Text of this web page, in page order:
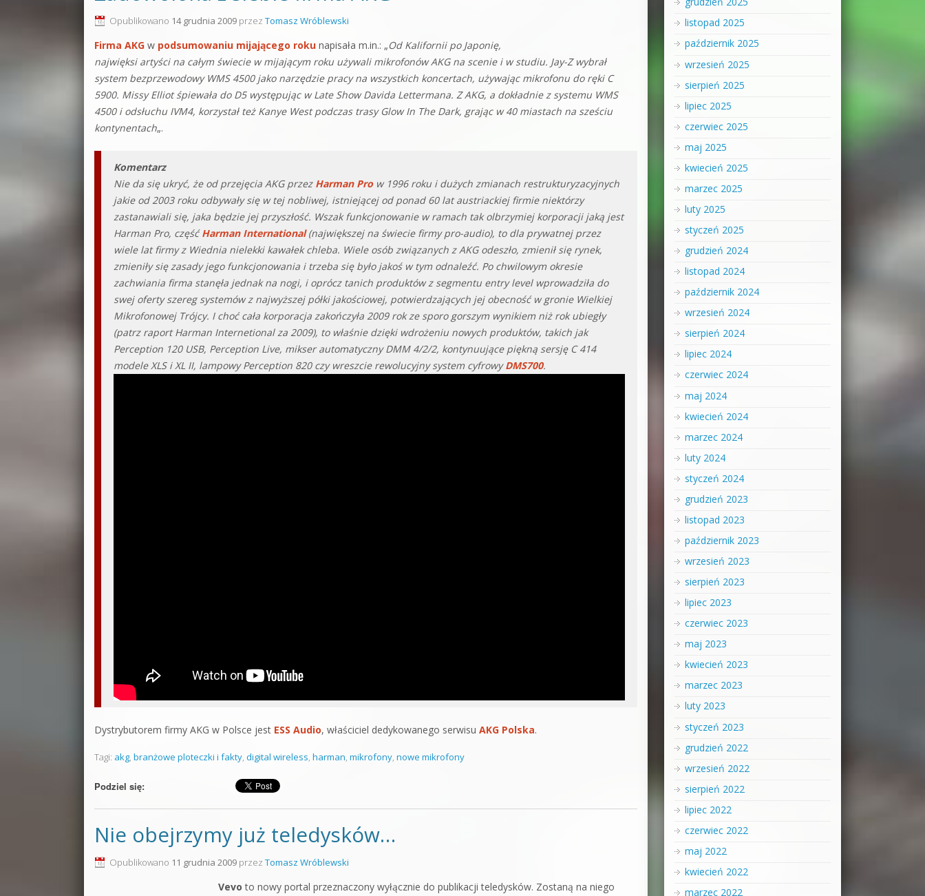
Opublikowano 14 grudnia 2009 przez Tomasz Wróblewski
Firma AKG w podsumowaniu mijającego roku napisała m.in.: „Od Kalifornii po Japonię,
najwięksi artyści na całym świecie w mijającym roku używali mikrofonów AKG na scenie i w studiu. Jay-Z wybrał
system bezprzewodowy WMS 4500 jako narzędzie pracy na wszystkich koncertach, używając mikrofonu do ręki C
5900. Missy Elliot śpiewała do D5 występując w Late Show Davida Lettermana. Z AKG, a dokładnie z systemu WMS
4500 i odsłuchu IVM4, korzystał też Kanye West podczas trasy Glow In The Dark, grając w 40 miastach na sześciu
kontynentach„.
Komentarz
Nie da się ukryć, że od przejęcia AKG przez Harman Prow 1996 roku i dużych zmianach restrukturyzacyjnych
jakie od 2003 roku odbywały się w tej nobliwej, istniejącej od ponad 60 lat austriackiej firmie niektórzy
zastanawiali się, jaka będzie jej przyszłość. Wszak funkcjonowanie w ramach tak olbrzymiej korporacji jaką jest
Harman Pro, częśćHarman International(największej na świecie firmy pro-audio), to dla prywatnej przez
wiele lat firmy z Wiednia nielekki kawałek chleba. Wiele osób związanych z AKG odeszło, zmienił się rynek,
zmieniły się zasady jego funkcjonowania i trzeba się było jakoś w tym odnaleźć. Po chwilowym okresie
zachwiania firma stanęła jednak na nogi, i oprócz tanich produktów z segmentu entry level wprowadziła do
swej oferty szereg systemów z najwyższej półki jakościowej, potwierdzających jej obecność w gronie Wielkiej
Mikrofonowej Trójcy. I choć cała korporacja zakończyła 2009 rok ze sporo gorszym wynikiem niż rok ubiegły
(patrz raport Harman Internetional za 2009), to właśnie dzięki wdrożeniu nowych produktów, takich jak
Perception 120 USB, Perception Live, mikser automatyczny DMM 4/2/2, kontynuujące piękną sersję C 414
modele XLS i XL II, lampowy Perception 820 czy wreszcie rewolucyjny system cyfrowyDMS700.
Dystrybutorem firmy AKG w Polsce jest ESS Audio, właściciel dedykowanego serwisu AKG Polska.
Tagi: akg, branżowe ploteczki i fakty, digital wireless, harman, mikrofony, nowe mikrofony
Podziel się:
Nie obejrzymy już teledysków…
Opublikowano 11 grudnia 2009 przez Tomasz Wróblewski
Vevo to nowy portal przeznaczony wyłącznie do publikacji teledysków. Zostaną na niego
listopad 2025
październik 2025
wrzesień 2025
sierpień 2025
lipiec 2025
czerwiec 2025
maj 2025
kwiecień 2025
marzec 2025
luty 2025
styczeń 2025
grudzień 2024
listopad 2024
październik 2024
wrzesień 2024
sierpień 2024
lipiec 2024
czerwiec 2024
maj 2024
kwiecień 2024
marzec 2024
luty 2024
styczeń 2024
grudzień 2023
listopad 2023
październik 2023
wrzesień 2023
sierpień 2023
lipiec 2023
czerwiec 2023
maj 2023
kwiecień 2023
marzec 2023
luty 2023
styczeń 2023
grudzień 2022
wrzesień 2022
sierpień 2022
lipiec 2022
czerwiec 2022
maj 2022
kwiecień 2022
marzec 2022